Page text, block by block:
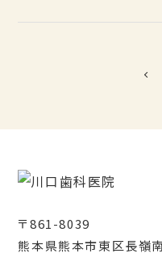
〒861-8039
熊本県熊本市東区長嶺